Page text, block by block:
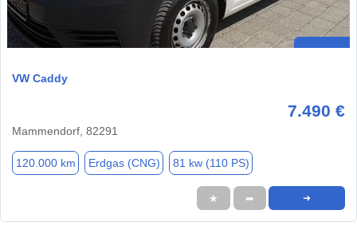
VW Caddy
7.490 €
Mammendorf, 82291
120.000 km Erdgas (CNG) 81 kw (110 PS)
★ ➦ ➜